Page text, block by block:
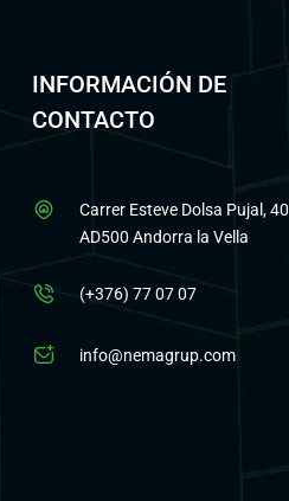
INFORMACIÓN DE
CONTACTO
Carrer Esteve Dolsa Pujal, 40
AD500 Andorra la Vella
(+376) 77 07 07
info@nemagrup.com